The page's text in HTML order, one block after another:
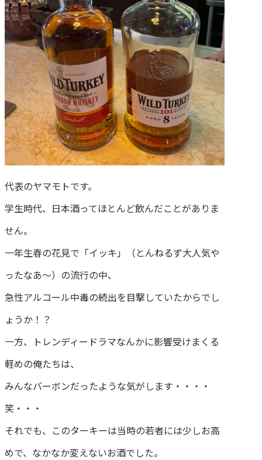
代表のヤマモトです。
学生時代、日本酒ってほとんど飲んだことがありま
せん。
一年生春の花見で「イッキ」（とんねるず大人気や
ったなあ～）の流行の中、
急性アルコール中毒の続出を目撃していたからでし
ょうか！？
一方、トレンディードラマなんかに影響受けまくる
軽めの俺たちは、
みんなバーボンだったような気がします・・・・
笑・・・
それでも、このターキーは当時の若者には少しお高
めで、なかなか変えないお酒でした。